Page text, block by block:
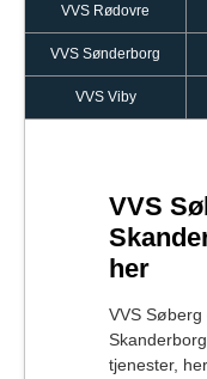
VVS Rødovre
VVS Sønderborg
VVS Viby
VVS
her
VVS Søberg
tjenester,